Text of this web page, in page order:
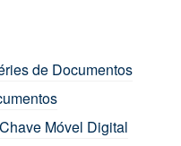
de Documentos
Móvel Digital